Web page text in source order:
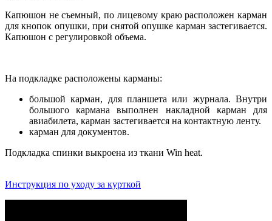
Капюшон не съемный, по лицевому краю расположен карман
для кнопок опушки, при снятой опушке карман застегивается.
Капюшон с регулировкой объема.
На подкладке расположены карманы:
большой карман, для планшета или журнала. Внутри
большого кармана выполнен накладной карман для
авиабилета, карман застегивается на контактную ленту.
карман для документов.
Подкладка спинки выкроена из ткани Win heat.
Инструкция по уходу за курткой